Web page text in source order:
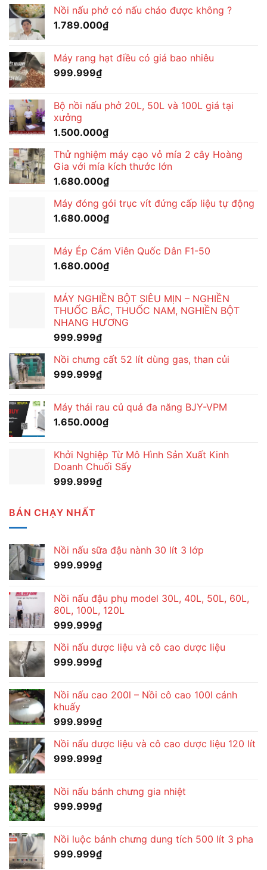
Nồi nấu phở có nấu cháo được không ?
1.789.000₫
Máy rang hạt điều có giá bao nhiêu
999.999₫
Bộ nồi nấu phở 20L, 50L và 100L giá tại
xưởng
1.500.000₫
Thử nghiệm máy cạo vỏ mía 2 cây Hoàng
Gia với mía kích thước lớn
1.680.000₫
Máy đóng gói trục vít đứng cấp liệu tự động
1.680.000₫
Máy Ép Cám Viên Quốc Dân F1-50
1.680.000₫
MÁY NGHIỀN BỘT SIÊU MỊN – NGHIỀN
THUỐC BẮC, THUỐC NAM, NGHIỀN BỘT
NHANG HƯƠNG
999.999₫
Nồi chưng cất 52 lít dùng gas, than củi
999.999₫
Máy thái rau củ quả đa năng BJY-VPM
1.650.000₫
Khởi Nghiệp Từ Mô Hình Sản Xuất Kinh
Doanh Chuối Sấy
999.999₫
BÁN CHẠY NHẤT
Nồi nấu sữa đậu nành 30 lít 3 lớp
999.999₫
Nồi nấu đậu phụ model 30L, 40L, 50L, 60L,
80L, 100L, 120L
999.999₫
Nồi nấu dược liệu và cô cao dược liệu
999.999₫
Nồi nấu cao 200l – Nồi cô cao 100l cánh
khuấy
999.999₫
Nồi nấu dược liệu và cô cao dược liệu 120 lít
999.999₫
Nồi nấu bánh chưng gia nhiệt
999.999₫
Nồi luộc bánh chưng dung tích 500 lít 3 pha
999.999₫